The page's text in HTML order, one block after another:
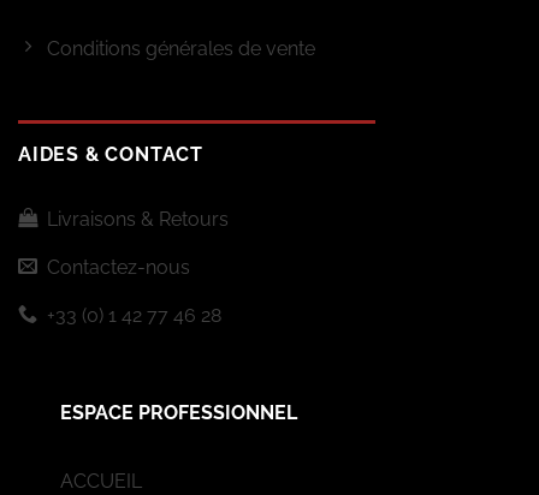
Conditions générales de vente
AIDES & CONTACT
Livraisons & Retours
Contactez-nous
+33 (0) 1 42 77 46 28
ESPACE PROFESSIONNEL
ACCUEIL